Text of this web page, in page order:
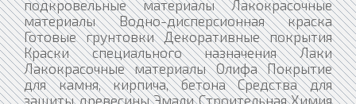
подкровельные материалы Лакокрасочные
материалы Водно-дисперсионная краска
Готовые грунтовки Декоративные покрытия
Краски специального назначения Лаки
Лакокрасочные материалы Олифа Покрытие
для камня, кирпича, бетона Средства для
защиты древесины Эмали Строительная Химия